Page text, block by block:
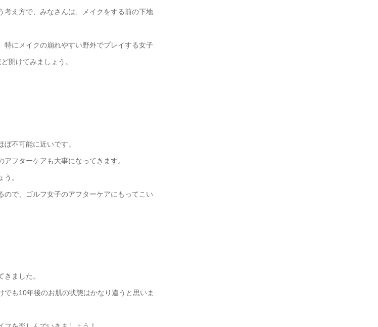
考え方で、みなさんは、メイクをする前の下地
特にメイクの崩れやすい野外でプレイする女子
開けてみましょう。
不可能に近いです。
フターケアも大事になってきます。
。
で、ゴルフ女子のアフターケアにもってこい
ました。
も10年後のお肌の状態はかなり違うと思いま